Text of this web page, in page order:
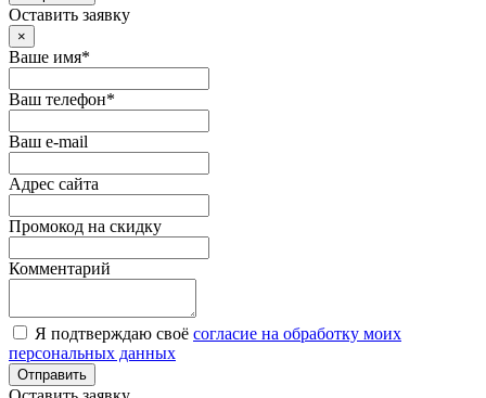
Оставить заявку
×
Ваше имя*
Ваш телефон*
Ваш e-mail
Адрес сайта
Промокод на скидку
Комментарий
Я подтверждаю своё согласие на обработку моих
персональных данных
Отправить